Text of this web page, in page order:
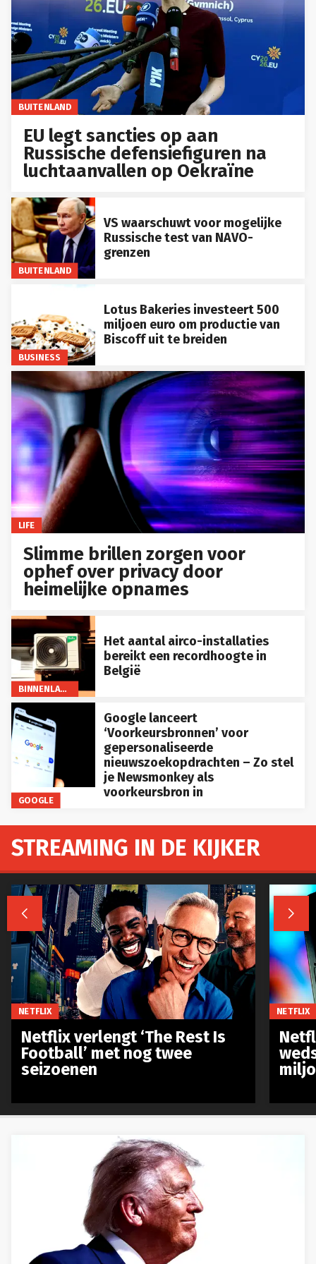
BUITENLAND
EU legt sancties op aan
Russische defensiefiguren na
luchtaanvallen op Oekraïne
BUITENLAND
VS waarschuwt voor mogelijke
Russische test van NAVO-
grenzen
BUSINESS
Lotus Bakeries investeert 500
miljoen euro om productie van
Biscoff uit te breiden
LIFE
Slimme brillen zorgen voor
ophef over privacy door
heimelijke opnames
BINNENLAND
Het aantal airco-installaties
bereikt een recordhoogte in
België
GOOGLE
Google lanceert
‘Voorkeursbronnen’ voor
gepersonaliseerde
nieuwszoekopdrachten – Zo stel
je Newsmonkey als
voorkeursbron in
STREAMING IN DE KIJKER
 
NETFLIX
Netflix verlengt ‘The Rest Is
Football’ met nog twee
seizoenen
NETFLIX